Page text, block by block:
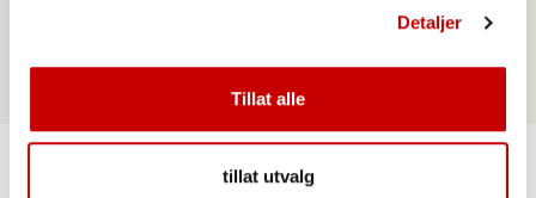
Detaljer
Tillat alle
tillat utvalg